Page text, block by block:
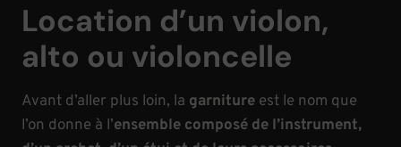
c
o
e
Location d’un violon,
alto ou violoncelle
Avant d’aller plus loin, la garniture est le nom que
l’on donne à l’ensemble composé de l’instrument,